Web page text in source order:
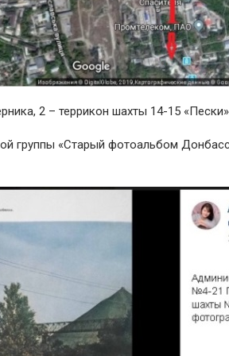
2 – террикон шахты 14-15
группы «Старый фотоальбом